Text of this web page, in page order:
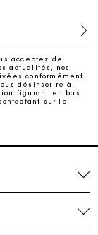
acceptez de
actualités, nos
conformément
désinscrire à
figurant en bas
sur le